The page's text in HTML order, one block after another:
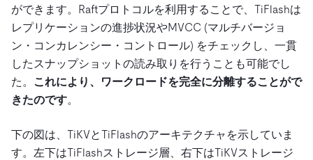
ができます。Raftプロトコルを利用することで、TiFlashは
レプリケーションの進捗状況やMVCC (マルチバージョ
ン・コンカレンシー・コントロール) をチェックし、一貫
したスナップショットの読み取りを行うことも可能でし
た。
これにより、ワークロードを完全に分離することがで
きたのです。
下の図は、TiKVとTiFlashのアーキテクチャを示していま
す。左下はTiFlashストレージ層、右下はTiKVストレージ